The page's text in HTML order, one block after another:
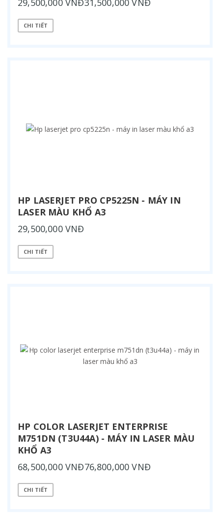
CHI TIẾT
HP LASERJET PRO CP5225N - MÁY IN
LASER MÀU KHỔ A3
29,500,000 VNĐ
CHI TIẾT
HP COLOR LASERJET ENTERPRISE
M751DN (T3U44A) - MÁY IN LASER MÀU
KHỔ A3
68,500,000 VNĐ76,800,000 VNĐ
CHI TIẾT